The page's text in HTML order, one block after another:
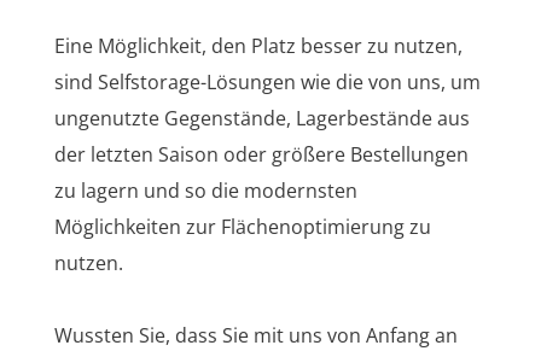
Eine Möglichkeit, den Platz besser zu nutzen,
sind Selfstorage-Lösungen wie die von uns, um
ungenutzte Gegenstände, Lagerbestände aus
der letzten Saison oder größere Bestellungen
zu lagern und so die modernsten
Möglichkeiten zur Flächenoptimierung zu
nutzen.
Wussten Sie, dass Sie mit uns von Anfang an